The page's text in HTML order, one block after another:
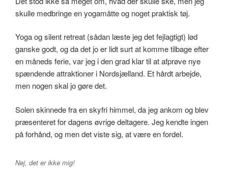
skulle medbringe en yogamåtte og noget praktisk tøj.
Yoga og silent retreat (sådan læste jeg det fejlagtigt) lød
ganske godt, og da det jo er lidt surt at komme tilbage efter
en måneds ferie, var jeg i den grad klar til at afprøve nye
spændende attraktioner i Nordsjælland. Et hårdt arbejde,
men nogen skal jo gøre det.
Solen skinnede fra en skyfri himmel, da jeg ankom og blev
præsenteret for dagens øvrige deltagere. Jeg kendte ingen
på forhånd, og men det viste sig, at være en fordel.
Nej, det er ikke mig!